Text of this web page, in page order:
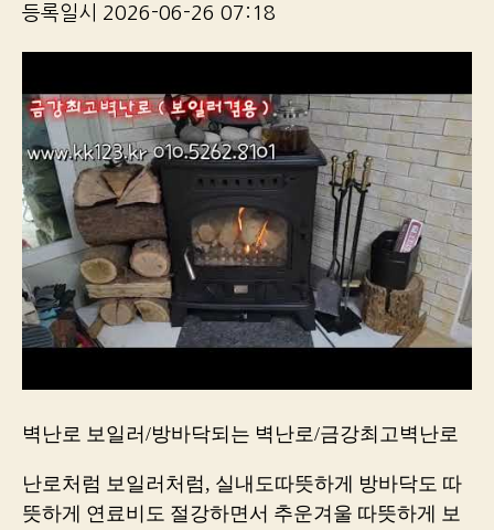
등록일시 2026-06-26 07:18
벽난로 보일러/방바닥되는 벽난로/금강최고벽난로
난로처럼 보일러처럼, 실내도따뜻하게 방바닥도 따
뜻하게 연료비도 절강하면서 추운겨울 따뜻하게 보